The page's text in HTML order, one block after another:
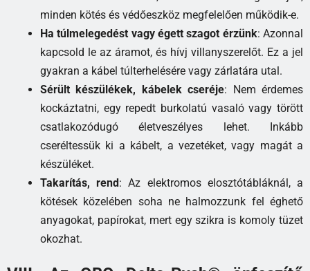
minden kötés és védőeszköz megfelelően működik-e.
Ha túlmelegedést vagy égett szagot érzünk: Azonnal
kapcsold le az áramot, és hívj villanyszerelőt. Ez a jel
gyakran a kábel túlterhelésére vagy zárlatára utal.
Sérült készülékek, kábelek cseréje: Nem érdemes
kockáztatni, egy repedt burkolatú vasaló vagy törött
csatlakozódugó életveszélyes lehet. Inkább
cseréltessük ki a kábelt, a vezetéket, vagy magát a
készüléket.
Takarítás, rend: Az elektromos elosztótábláknál, a
kötések közelében soha ne halmozzunk fel éghető
anyagokat, papírokat, mert egy szikra is komoly tüzet
okozhat.